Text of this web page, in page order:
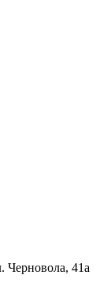
Черновола, 41а